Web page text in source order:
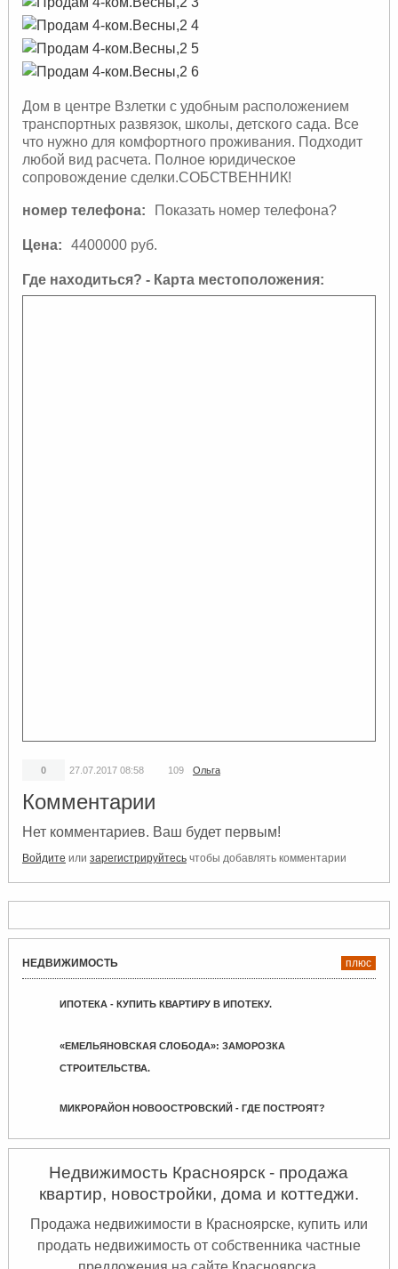
Дом в центре Взлетки с удобным расположением
транспортных развязок, школы, детского сада. Все
что нужно для комфортного проживания. Подходит
любой вид расчета. Полное юридическое
сопровождение сделки.СОБСТВЕННИК!
номер телефона: Показать номер телефона?
Цена: 4400000 руб.
Где находиться? - Карта местоположения:
0 27.07.2017 08:58 109 Ольга
Комментарии
Нет комментариев. Ваш будет первым!
Войдите или зарегистрируйтесьчтобы добавлять комментарии
НЕДВИЖИМОСТЬ плюс
ИПОТЕКА - КУПИТЬ КВАРТИРУ В ИПОТЕКУ.
«ЕМЕЛЬЯНОВСКАЯ СЛОБОДА»: ЗАМОРОЗКА
СТРОИТЕЛЬСТВА.
МИКРОРАЙОН НОВООСТРОВСКИЙ - ГДЕ ПОСТРОЯТ?
Недвижимость Красноярск - продажа
квартир, новостройки, дома и коттеджи.
Продажа недвижимости в Красноярске, купить или
продать недвижимость от собственника частные